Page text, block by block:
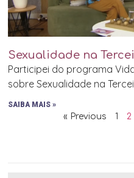
Sexualidade na
Participei do programa
sobre Sexualidade na
SAIBA MAIS »
« Previous 1 2